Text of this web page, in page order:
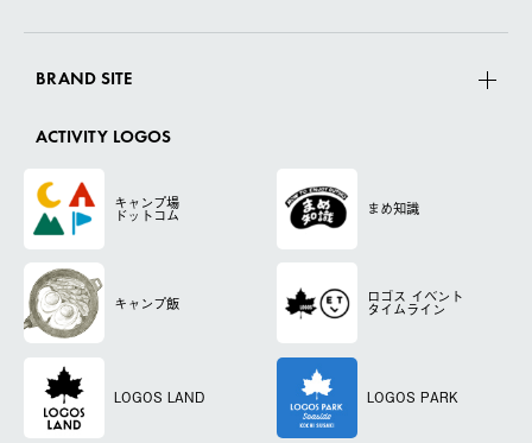
BRAND SITE
ACTIVITY LOGOS
キャンプ場
ドットコム まめ知識
キャンプ飯 ロゴス イベント
タイムライン
LOGOS LAND LOGOS PARK